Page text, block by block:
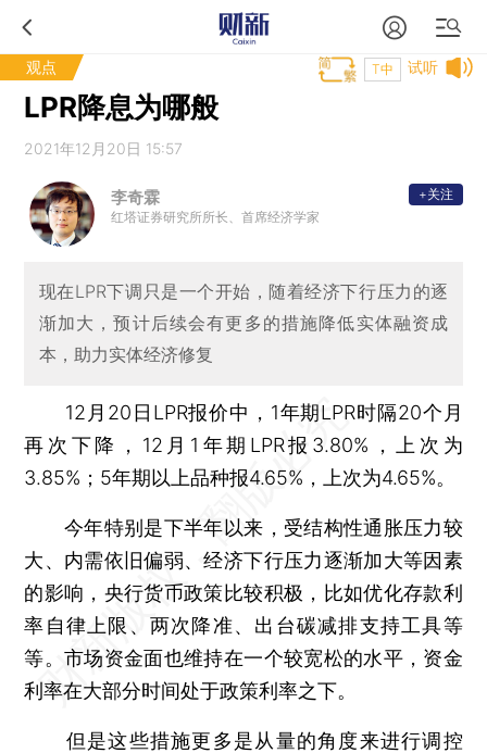
观点 试听
T中
LPR降息为哪般
2021年12月20日 15:57
李奇霖
红塔证券研究所所长、首席经济学家
+关注
现在LPR下调只是一个开始，随着经济下行压力的逐
渐加大，预计后续会有更多的措施降低实体融资成
本，助力实体经济修复
12月20日LPR报价中，1年期LPR时隔20个月
再次下降，12月1年期LPR报3.80%，上次为
3.85%；5年期以上品种报4.65%，上次为4.65%。
今年特别是下半年以来，受结构性通胀压力较
大、内需依旧偏弱、经济下行压力逐渐加大等因素
的影响，央行货币政策比较积极，比如优化存款利
率自律上限、两次降准、出台碳减排支持工具等
等。市场资金面也维持在一个较宽松的水平，资金
利率在大部分时间处于政策利率之下。
但是这些措施更多是从量的角度来进行调控